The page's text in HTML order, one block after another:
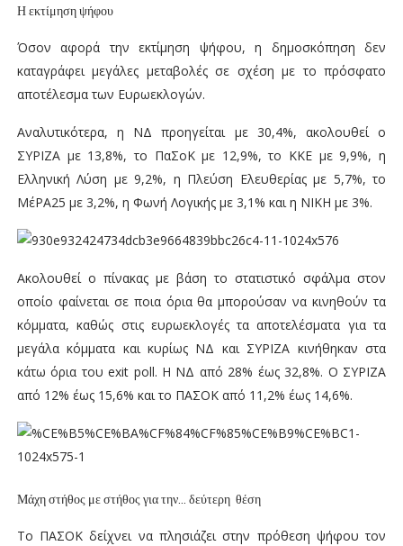
Η εκτίμηση ψήφου
Όσον αφορά την εκτίμηση ψήφου, η δημοσκόπηση δεν
καταγράφει μεγάλες μεταβολές σε σχέση με το πρόσφατο
αποτέλεσμα των Ευρωεκλογών.
Αναλυτικότερα, η ΝΔ προηγείται με 30,4%, ακολουθεί ο
ΣΥΡΙΖΑ με 13,8%, το ΠαΣοΚ με 12,9%, το ΚΚΕ με 9,9%, η
Ελληνική Λύση με 9,2%, η Πλεύση Ελευθερίας με 5,7%, το
ΜέΡΑ25 με 3,2%, η Φωνή Λογικής με 3,1% και η ΝΙΚΗ με 3%.
Ακολουθεί ο πίνακας με βάση το στατιστικό σφάλμα στον
οποίο φαίνεται σε ποια όρια θα μπορούσαν να κινηθούν τα
κόμματα, καθώς στις ευρωεκλογές τα αποτελέσματα για τα
μεγάλα κόμματα και κυρίως ΝΔ και ΣΥΡΙΖΑ κινήθηκαν στα
κάτω όρια του exit poll. Η ΝΔ από 28% έως 32,8%. Ο ΣΥΡΙΖΑ
από 12% έως 15,6% και το ΠΑΣΟΚ από 11,2% έως 14,6%.
Μάχη στήθος με στήθος για την… δεύτερη θέση
Το ΠΑΣΟΚ δείχνει να πλησιάζει στην πρόθεση ψήφου τον